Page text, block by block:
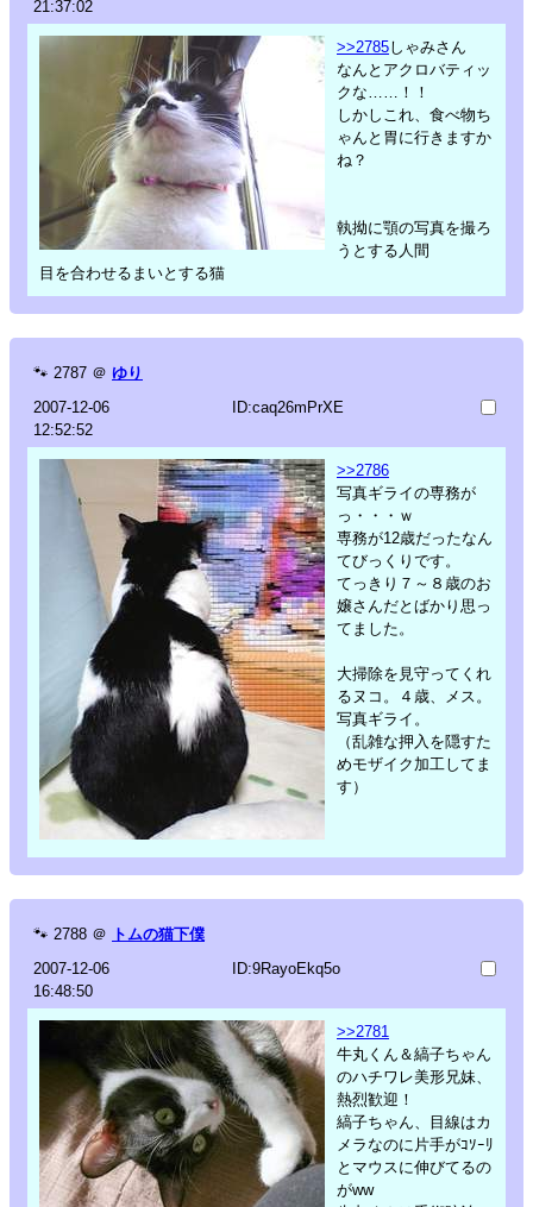
21:37:02
>>2785しゃみさん
なんとアクロバティッ
クな……！！
しかしこれ、食べ物ち
ゃんと胃に行きますか
ね？
執拗に顎の写真を撮ろ
うとする人間
目を合わせるまいとする猫
🐾 2787 ＠ ゆり
2007-12-06
12:52:52
ID:caq26mPrXE
>>2786
写真ギライの専務が
っ・・・ｗ
専務が12歳だったなん
てびっくりです。
てっきり７～８歳のお
嬢さんだとばかり思っ
てました。
大掃除を見守ってくれ
るヌコ。４歳、メス。
写真ギライ。
（乱雑な押入を隠すた
めモザイク加工してま
す）
🐾 2788 ＠ トムの猫下僕
2007-12-06
16:48:50
ID:9RayoEkq5o
>>2781
牛丸くん＆縞子ちゃん
のハチワレ美形兄妹、
熱烈歓迎！
縞子ちゃん、目線はカ
メラなのに片手がｺｿｰﾘ
とマウスに伸びてるの
がww